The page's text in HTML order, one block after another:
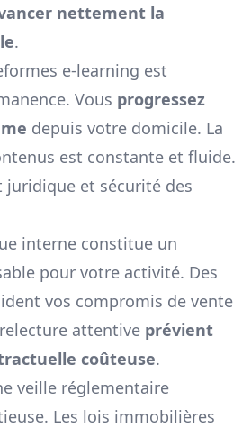
nettement la
.
e-learning est
Vous progressez
depuis votre domicile. La
est constante et fluide.
juridique et sécurité des
interne constitue un
pour votre activité. Des
vos compromis de vente
attentive prévient
coûteuse.
veille réglementaire
Les lois immobilières